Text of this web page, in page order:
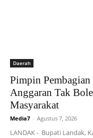
Daerah
Pimpin
Anggaran Tak
Masyarakat
Media7 - Agustus 7, 2026
LANDAK - Bupati Landak,